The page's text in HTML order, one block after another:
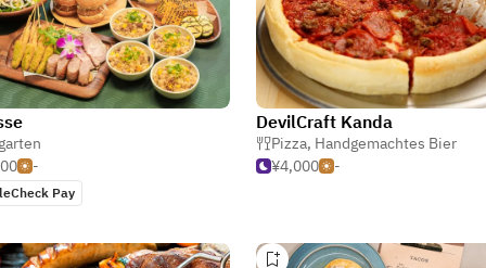
-
Pay
DevilCraft Kanda
Pizza, Handgemachtes Bier
¥4,000
-